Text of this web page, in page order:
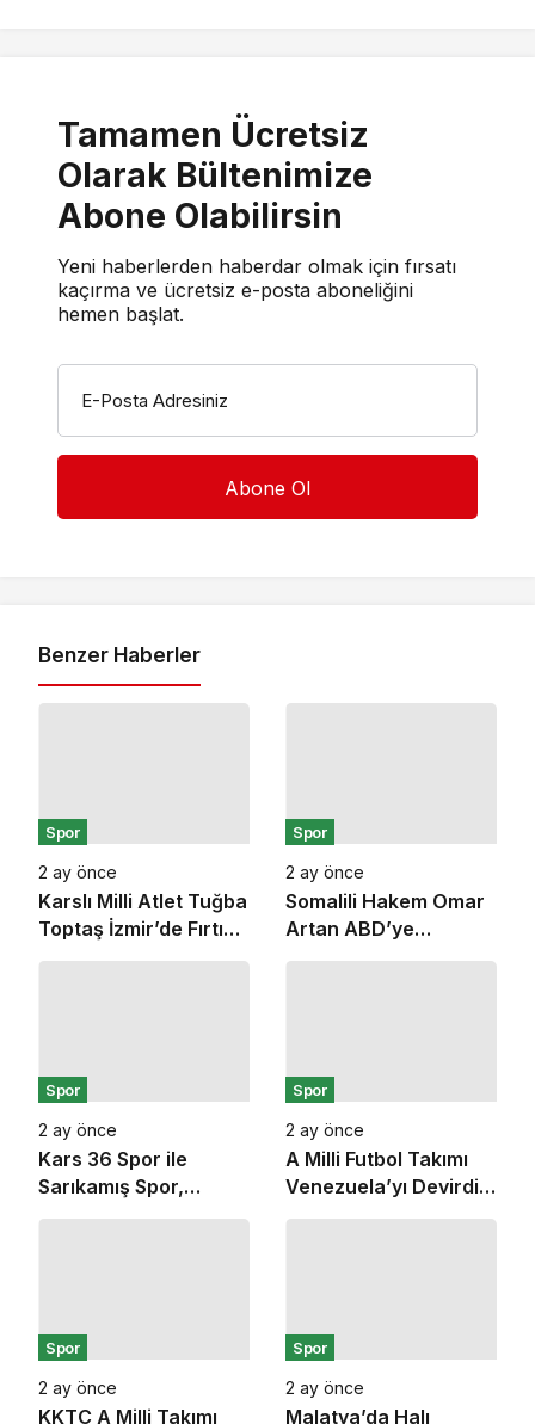
Tamamen Ücretsiz
Olarak Bültenimize
Abone Olabilirsin
Yeni haberlerden haberdar olmak için fırsatı
kaçırma ve ücretsiz e-posta aboneliğini
hemen başlat.
E-Posta Adresiniz
Benzer Haberler
Spor
2 ay önce
Karslı Milli Atlet Tuğba
Toptaş İzmir’de Fırtına
Gibi Esti: Çifte
Spor
2 ay önce
Somalili Hakem Omar
Artan ABD’ye
Alınmadı: Miami’den
Spor
2 ay önce
Kars 36 Spor ile
Sarıkamış Spor,
yükselme maçında
Spor
2 ay önce
A Milli Futbol Takımı
Venezuela’yı Devirdi:
Dünya Kupası Öncesi
Spor
2 ay önce
KKTC A Milli Takımı
Spor
2 ay önce
Malatya’da Halı